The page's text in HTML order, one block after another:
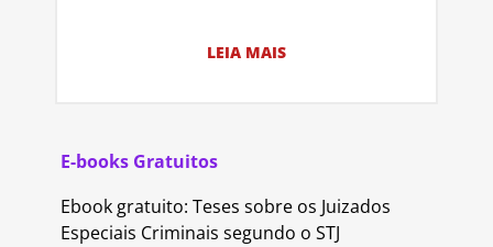
LEIA MAIS
E-books Gratuitos
Ebook gratuito: Teses sobre os Juizados
Especiais Criminais segundo o STJ